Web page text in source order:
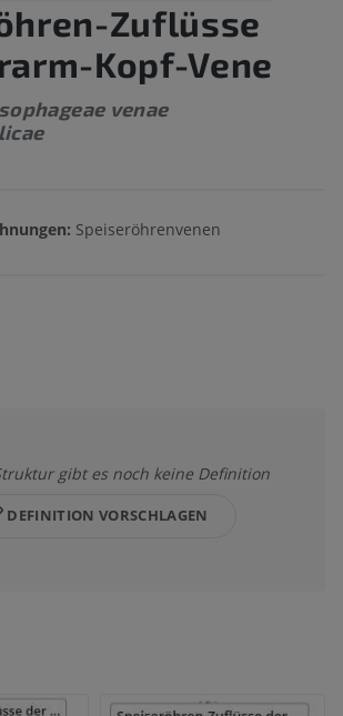
Zuflüsse
Kopf-Vene
venae
Speiseröhrenvenen
gibt es noch keine Definition
DEFINITION VORSCHLAGEN